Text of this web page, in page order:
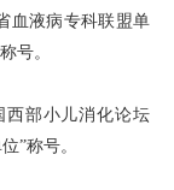
血液病专科联盟单
号。
西部小儿消化论坛
”称号。